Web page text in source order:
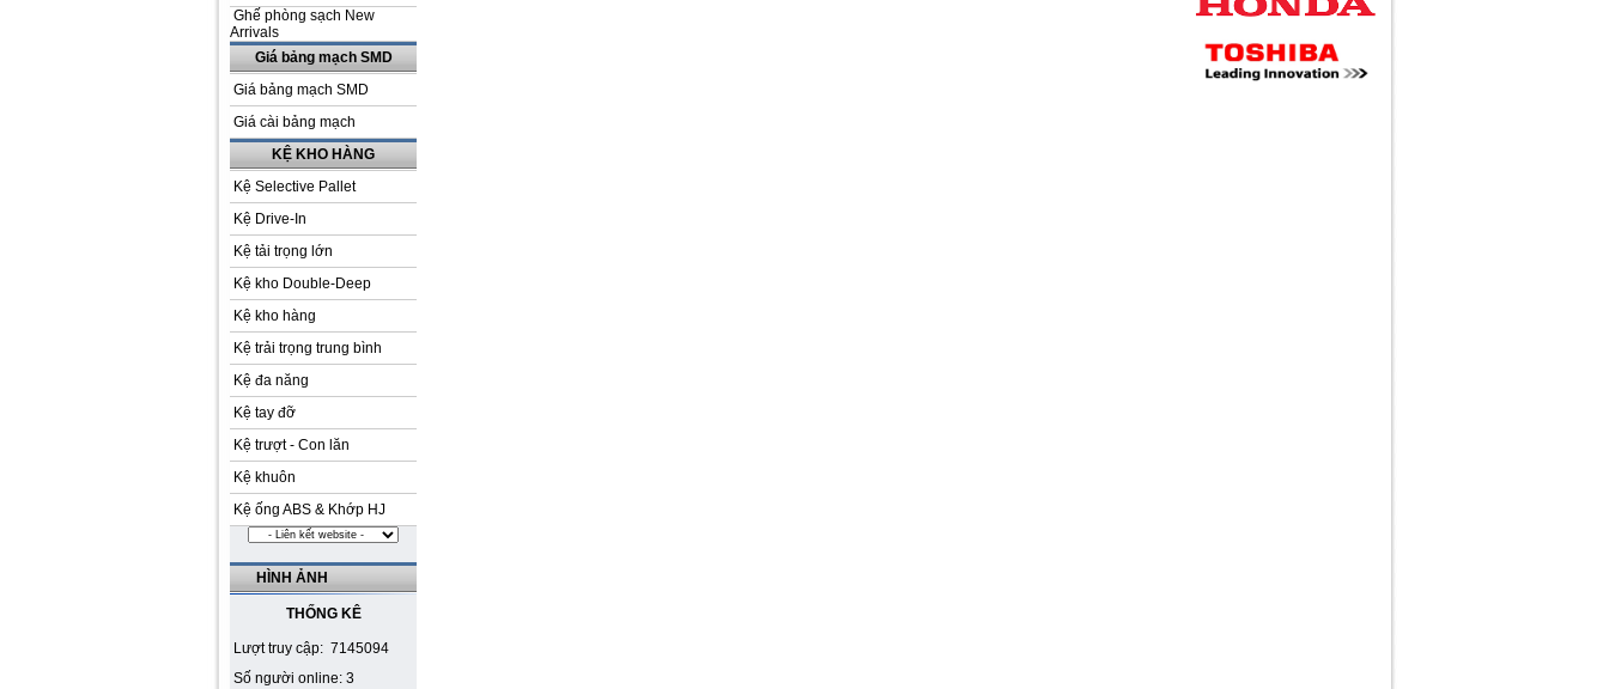
Ghế phòng sạch New
Arrivals
Giá bảng mạch SMD
Giá bảng mạch SMD
Giá cài bảng mạch
KỆ KHO HÀNG
Kệ Selective Pallet
Kệ Drive-In
Kệ tải trọng lớn
Kệ kho Double-Deep
Kệ kho hàng
Kệ trải trọng trung bình
Kệ đa năng
Kệ tay đỡ
Kệ trượt - Con lăn
Kệ khuôn
Kệ ống ABS & Khớp HJ
HÌNH ẢNH
THỐNG KÊ
Lượt truy cập: 7145094
Số người online: 3